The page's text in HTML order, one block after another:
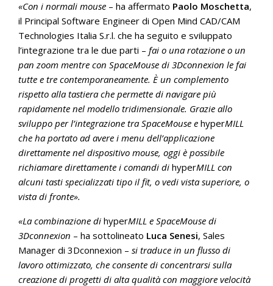
«Con i normali mouse – ha affermato Paolo Moschetta,
il Principal Software Engineer di Open Mind CAD/CAM
Technologies Italia S.r.l. che ha seguito e sviluppato
l’integrazione tra le due parti – fai o una rotazione o un
pan zoom mentre con SpaceMouse di 3Dconnexion le fai
tutte e tre contemporaneamente. È un complemento
rispetto alla tastiera che permette di navigare più
rapidamente nel modello tridimensionale. Grazie allo
sviluppo per l’integrazione tra SpaceMouse e hyperMILL
che ha portato ad avere i menu dell’applicazione
direttamente nel dispositivo mouse, oggi è possibile
richiamare direttamente i comandi di hyperMILL con
alcuni tasti specializzati tipo il fit, o vedi vista superiore, o
vista di fronte».
«La combinazione di hyperMILL e SpaceMouse di
3Dconnexion – ha sottolineato Luca Senesi, Sales
Manager di 3Dconnexion – si traduce in un flusso di
lavoro ottimizzato, che consente di concentrarsi sulla
creazione di progetti di alta qualità con maggiore velocità